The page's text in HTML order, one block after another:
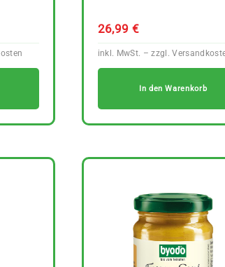
26,99 €
In den Warenkorb